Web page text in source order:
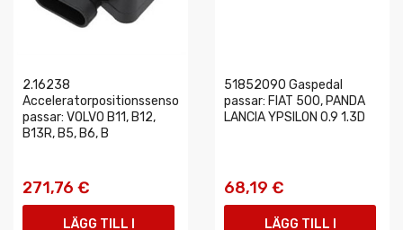
2.16238
Acceleratorpositionssensor
passar: VOLVO B11, B12,
B13R, B5, B6, B
271,76 €
LÄGG TILL I
51852090 Gaspedal
passar: FIAT 500, PANDA
LANCIA YPSILON 0.9 1.3D
68,19 €
LÄGG TILL I